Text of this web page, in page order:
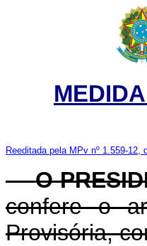
Reeditada pela MPv nº 1.559-12,
O
confere o
Provisória,